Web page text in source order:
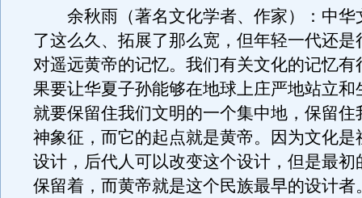
余秋雨（著名文化学者、作家）：中华
了这么久、拓展了那么宽，但年轻一代还是
对遥远黄帝的记忆。我们有关文化的记忆有
果要让华夏子孙能够在地球上庄严地站立和
就要保留住我们文明的一个集中地，保留住
神象征，而它的起点就是黄帝。因为文化是
设计，后代人可以改变这个设计，但是最初
保留着，而黄帝就是这个民族最早的设计者